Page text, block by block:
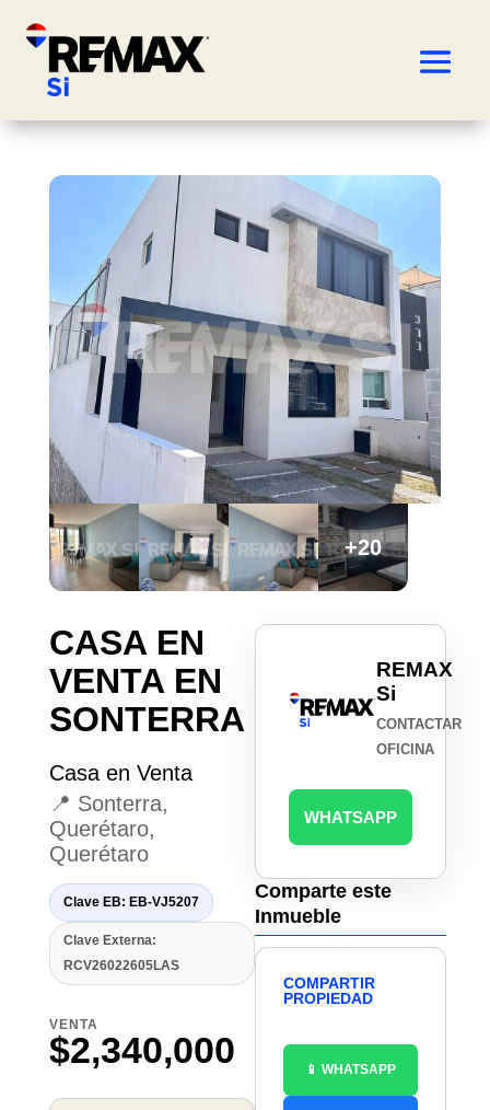
+20
CASA EN
VENTA EN
SONTERRA
Casa en Venta
📍 Sonterra,
Querétaro,
Querétaro
Clave EB: EB-VJ5207
Clave Externa:
RCV26022605LAS
VENTA
$2,340,000
REMAX
Si
CONTACTAR
OFICINA
WHATSAPP
Comparte este
Inmueble
COMPARTIR
PROPIEDAD
📱 WHATSAPP